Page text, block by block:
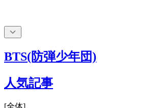
BTS(防弾少年団)
人気記事
[全体]